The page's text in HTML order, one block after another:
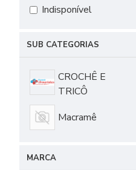
SUB CATEGORIAS
CROCHÊ E
TRICÔ
Macramê
MARCA
Indisponível